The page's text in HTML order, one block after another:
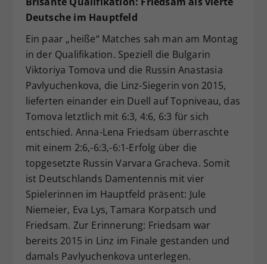
Deutsche im Hauptfeld
Ein paar „heiße“ Matches sah man am Montag
in der Qualifikation. Speziell die Bulgarin
Viktoriya Tomova und die Russin Anastasia
Pavlyuchenkova, die Linz-Siegerin von 2015,
lieferten einander ein Duell auf Topniveau, das
Tomova letztlich mit 6:3, 4:6, 6:3 für sich
entschied. Anna-Lena Friedsam überraschte
mit einem 2:6,-6:3,-6:1-Erfolg über die
topgesetzte Russin Varvara Gracheva. Somit
ist Deutschlands Damentennis mit vier
Spielerinnen im Hauptfeld präsent: Jule
Niemeier, Eva Lys, Tamara Korpatsch und
Friedsam. Zur Erinnerung: Friedsam war
bereits 2015 in Linz im Finale gestanden und
damals Pavlyuchenkova unterlegen.